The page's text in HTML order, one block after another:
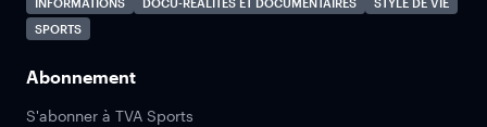
SPORTS
Abonnement
S'abonner à TVA Sports